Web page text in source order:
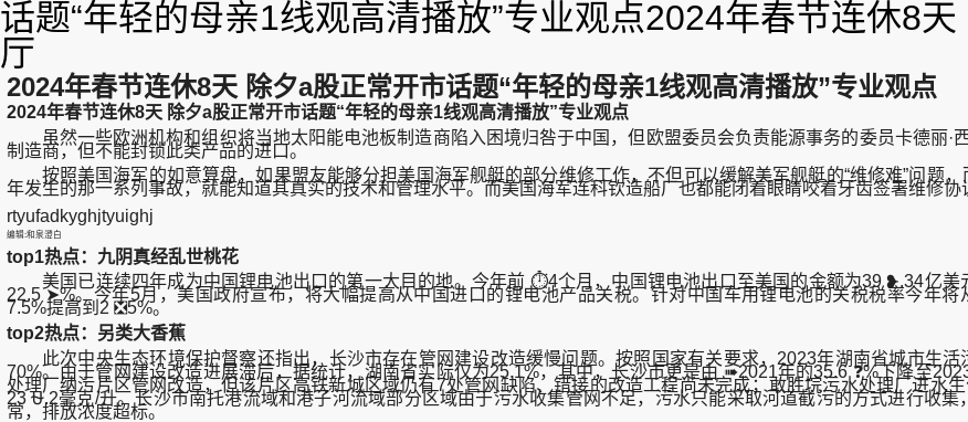
话题“年轻的母亲1线观高清播放”专业观点2024年春节连休8
厅
2024年春节连休8天 除夕a股正常开市话题“年轻的母亲1线观高清播放”专业观点
2024年春节连休8天 除夕a股正常开市话题“年轻的母亲1线观高清播放”专业观点
虽然一些欧洲机构和组织将当地太阳能电池板制造商陷入困境归咎于中国，但欧盟委员会负责能源事务的委员卡德丽·
制造商，但不能封锁此类产品的进口。
按照美国海军的如意算盘，如果盟友能够分担美国海军舰艇的部分维修工作，不但可以缓解美军舰艇的“维修难”问题
年发生的那一系列事故，就能知道其真实的技术和管理水平。而美国海军连科钦造船厂也都能闭着眼睛咬着牙齿签署维修协
rtyufadkyghjtyuighj
编辑:和泉澄白
top1热点：九阴真经乱世桃花
美国已连续四年成为中国锂电池出口的第一大目的地。今年前 ⏱4个月，中国锂电池出口至美国的金额为39 ❥.34亿美
22.5 ➤%。今年5月，美国政府宣布，将大幅提高从中国进口的锂电池产品关税。针对中国车用锂电池的关税税率今年
7.5%提高到2 ❎5%。
top2热点：另类大香蕉
此次中央生态环境保护督察还指出，长沙市存在管网建设改造缓慢问题。按照国家有关要求，2023年湖南省城市生活
70%。由于管网建设改造进展滞后，据统计，湖南省实际仅为25.1%，其中，长沙市更是由 ➠2021年的35.6 ❓%下降至
处理厂纳污片区管网改造，但该片区高铁新城区域仍有7处管网缺陷、错接的改造工程尚未完成；敢胜垸污水处理厂进水
23 ⛎.2毫克/升。长沙市南托港流域和港子河流域部分区域由于污水收集管网不足，污水只能采取河道截污的方式进行收
常，排放浓度超标。